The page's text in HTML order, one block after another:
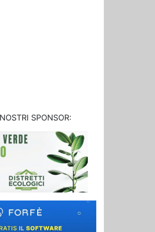
SPONSOR: